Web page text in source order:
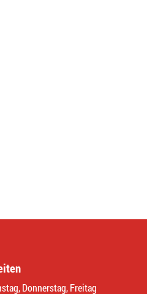
Donnerstag, Freitag